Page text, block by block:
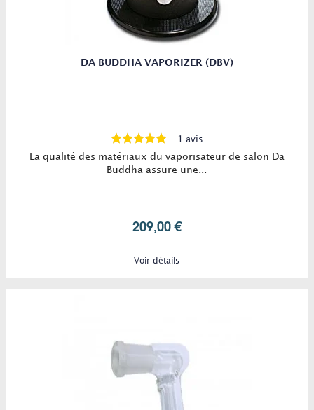
DA BUDDHA VAPORIZER (DBV)
1 avis
La qualité des matériaux du vaporisateur de salon Da
Buddha assure une...
209,00 €
Voir détails